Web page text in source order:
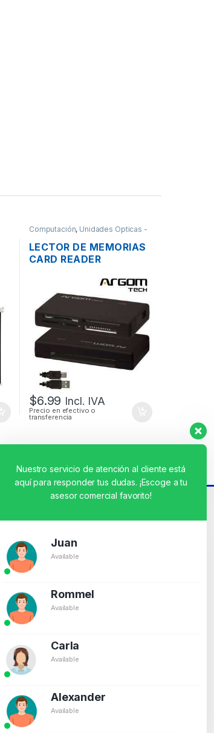
Computación, Unidades Opticas -
Lectores
LECTOR DE MEMORIAS
CARD READER
USB 2.0 TODO EN 1
$6.99 Incl. IVA
Precio en efectivo o
transferencia
Nuestro servicio de atención al cliente está
aquí para responder tus dudas. ¡Escoge a tu
asesor comercial favorito!
Juan
Available
Rommel
Available
Carla
Available
Alexander
Available